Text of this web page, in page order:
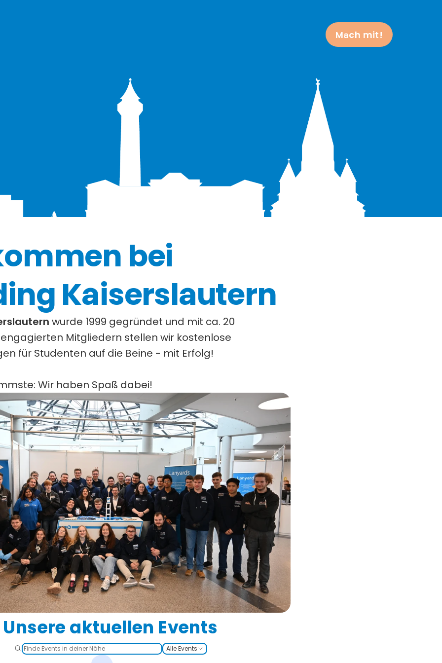
Mach mit!
bei
Kaiserslautern
wurde 1999 gegründet und mit ca. 20
Mitgliedern stellen wir kostenlose
für Studenten auf die Beine - mit Erfolg!
Wir haben Spaß dabei!
Unsere aktuellen Events
Alle Events